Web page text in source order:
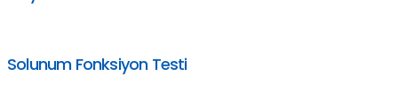
Solunum Fonksiyon Testi